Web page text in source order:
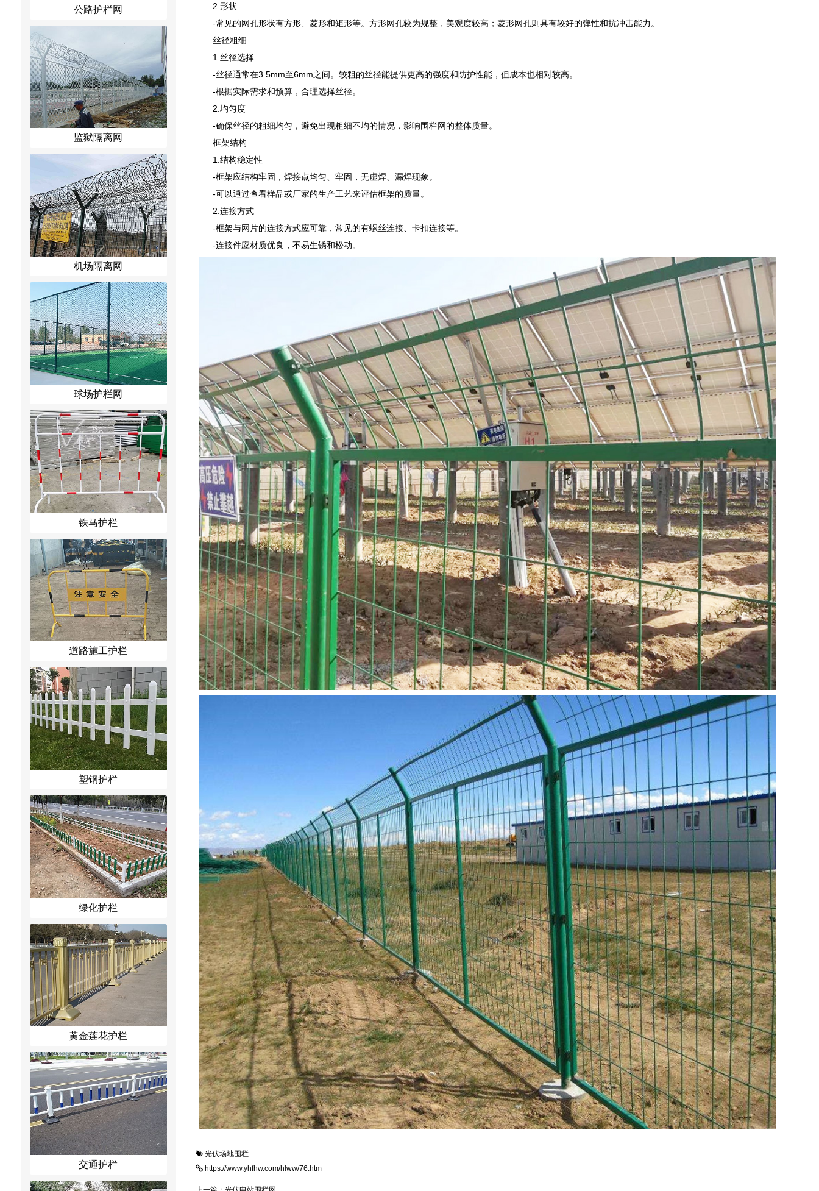
公路护栏网
监狱隔离网
机场隔离网
球场护栏网
铁马护栏
道路施工护栏
塑钢护栏
绿化护栏
黄金莲花护栏
交通护栏
2.形状
-常见的网孔形状有方形、菱形和矩形等。方形网孔较为规整，美观度较高；菱形网孔则具有较好的弹性和抗冲击能力。
丝径粗细
1.丝径选择
-丝径通常在3.5mm至6mm之间。较粗的丝径能提供更高的强度和防护性能，但成本也相对较高。
-根据实际需求和预算，合理选择丝径。
2.均匀度
-确保丝径的粗细均匀，避免出现粗细不均的情况，影响围栏网的整体质量。
框架结构
1.结构稳定性
-框架应结构牢固，焊接点均匀、牢固，无虚焊、漏焊现象。
-可以通过查看样品或厂家的生产工艺来评估框架的质量。
2.连接方式
-框架与网片的连接方式应可靠，常见的有螺丝连接、卡扣连接等。
-连接件应材质优良，不易生锈和松动。
光伏场地围栏
https://www.yhfhw.com/hlww/76.htm